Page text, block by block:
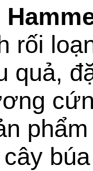
rối
quả,